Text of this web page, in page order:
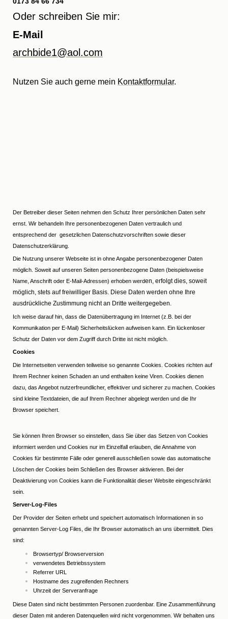
Oder schreiben Sie mir:
E-Mail
archbide1@aol.com
Nutzen Sie auch gerne mein Kontaktformular.
Der Betreiber dieser Seiten nehmen den Schutz Ihrer persönlichen Daten sehr
ernst. Wir behandeln Ihre personenbezogenen Daten vertraulich und
entsprechend der gesetzlichen Datenschutzvorschriften sowie dieser
Datenschutzerklärung.
Die Nutzung unserer Webseite ist in ohne Angabe personenbezogener Daten
möglich. Soweit auf unseren Seiten personenbezogene Daten (beispielsweise
Name, Anschrift oder E-Mail-Adressen) erhoben werden, erfolgt dies, soweit
möglich, stets auf freiwilliger Basis. Diese Daten werden ohne Ihre
ausdrückliche Zustimmung nicht an Dritte weitergegeben.
Ich weise darauf hin, dass die Datenübertragung im Internet (z.B. bei der
Kommunikation per E-Mail) Sicherheitslücken aufweisen kann. Ein lückenloser
Schutz der Daten vor dem Zugriff durch Dritte ist nicht möglich.
Cookies
Die Internetseiten verwenden teilweise so genannte Cookies. Cookies richten auf
Ihrem Rechner keinen Schaden an und enthalten keine Viren. Cookies dienen
dazu, das Angebot nutzerfreundlicher, effektiver und sicherer zu machen. Cookies
sind kleine Textdateien, die auf Ihrem Rechner abgelegt werden und die Ihr
Browser speichert.
Sie können Ihren Browser so einstellen, dass Sie über das Setzen von Cookies
informiert werden und Cookies nur im Einzelfall erlauben, die Annahme von
Cookies für bestimmte Fälle oder generell ausschließen sowie das automatische
Löschen der Cookies beim Schließen des Browser aktivieren. Bei der
Deaktivierung von Cookies kann die Funktionalität dieser Website eingeschränkt
sein.
Server-Log-Files
Der Provider der Seiten erhebt und speichert automatisch Informationen in so
genannten Server-Log Files, die Ihr Browser automatisch an uns übermittelt. Dies
sind:
Browsertyp/ Browserversion
verwendetes Betriebssystem
Referrer URL
Hostname des zugreifenden Rechners
Uhrzeit der Serveranfrage
Diese Daten sind nicht bestimmten Personen zuordenbar. Eine Zusammenführung
dieser Daten mit anderen Datenquellen wird nicht vorgenommen. Wir behalten uns